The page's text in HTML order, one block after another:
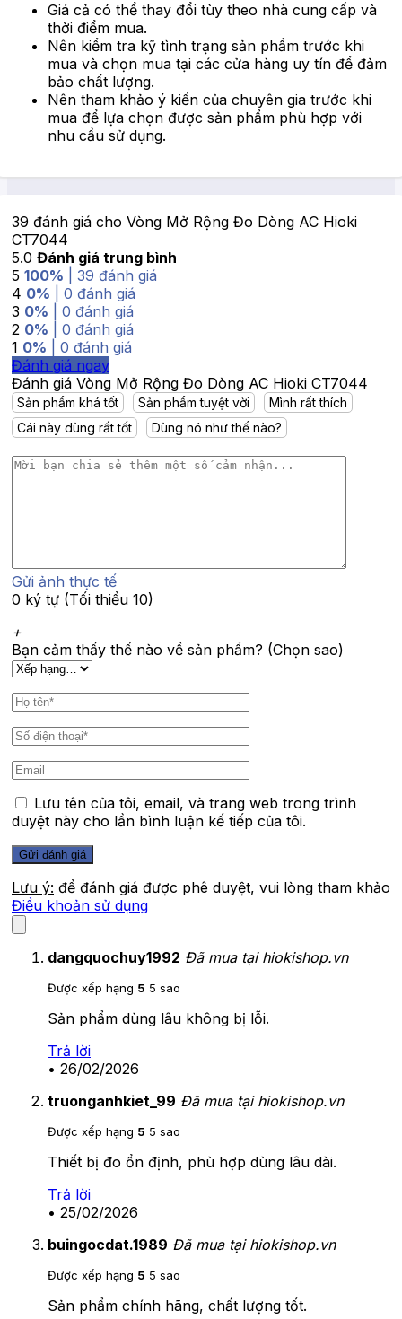
Giá cả có thể thay đổi tùy theo nhà cung cấp và
thời điểm mua.
Nên kiểm tra kỹ tình trạng sản phẩm trước khi
mua và chọn mua tại các cửa hàng uy tín để đảm
bảo chất lượng.
Nên tham khảo ý kiến của chuyên gia trước khi
mua để lựa chọn được sản phẩm phù hợp với
nhu cầu sử dụng.
39 đánh giá cho Vòng Mở Rộng Đo Dòng AC Hioki
CT7044
5.0 Đánh giá trung bình
5 100% | 39 đánh giá
4 0% | 0 đánh giá
3 0% | 0 đánh giá
2 0% | 0 đánh giá
1 0% | 0 đánh giá
Đánh giá ngay
Đánh giá Vòng Mở Rộng Đo Dòng AC Hioki CT7044
Sản phẩm khá tốt Sản phẩm tuyệt vời
Mình rất thích
Cái này dùng rất tốt
Dùng nó như thế nào?
Gửi ảnh thực tế
0 ký tự (Tối thiểu 10)
+
Bạn cảm thấy thế nào về sản phẩm? (Chọn sao)
Lưu tên của tôi, email, và trang web trong trình
duyệt này cho lần bình luận kế tiếp của tôi.
Lưu ý: để đánh giá được phê duyệt, vui lòng tham khảo
Điều khoản sử dụng
dangquochuy1992 Đã mua tại hiokishop.vn
Được xếp hạng 5 5 sao
Sản phẩm dùng lâu không bị lỗi.
Trả lời
• 26/02/2026
truonganhkiet_99 Đã mua tại hiokishop.vn
Được xếp hạng 5 5 sao
Thiết bị đo ổn định, phù hợp dùng lâu dài.
Trả lời
• 25/02/2026
buingocdat.1989 Đã mua tại hiokishop.vn
Được xếp hạng 5 5 sao
Sản phẩm chính hãng, chất lượng tốt.